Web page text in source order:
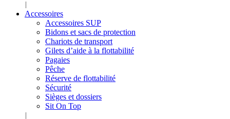
Accessoires
Accessoires SUP
Bidons et sacs de protection
Chariots de transport
Gilets d’aide à la flottabilité
Pagaies
Pêche
Réserve de flottabilité
Sécurité
Sièges et dossiers
Sit On Top